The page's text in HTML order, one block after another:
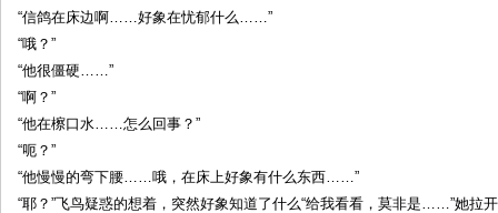
“信鸽在床边啊……好象在忧郁什么……”
“哦？”
“他很僵硬……”
“啊？”
“他在檫口水……怎么回事？”
“呃？”
“他慢慢的弯下腰……哦，在床上好象有什么东西……”
“耶？”飞鸟疑惑的想着，突然好象知道了什么“给我看看，莫非是……”她拉